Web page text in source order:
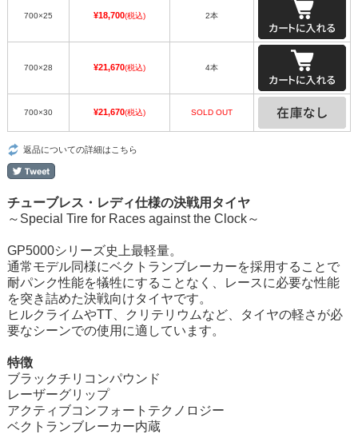
700×25 ¥18,700(税込) 2本
700×28 ¥21,670(税込) 4本
700×30 ¥21,670(税込) SOLD OUT
返品についての詳細はこちら
チューブレス・レディ仕様の決戦用タイヤ
～Special Tire for Races against the Clock～
GP5000シリーズ史上最軽量。
通常モデル同様にベクトランブレーカーを採用することで
耐パンク性能を犠牲にすることなく、レースに必要な性能
を突き詰めた決戦向けタイヤです。
ヒルクライムやTT、クリテリウムなど、タイヤの軽さが必
要なシーンでの使用に適しています。
特徴
ブラックチリコンパウンド
レーザーグリップ
アクティブコンフォートテクノロジー
ベクトランブレーカー内蔵